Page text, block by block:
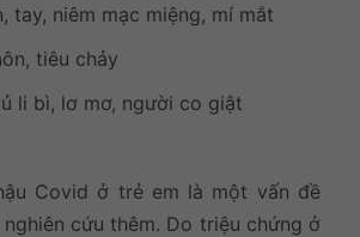
tay, niêm mạc miệng, mí mắt
tiêu chảy
li bì, lơ mơ, người co giật
Covid ở trẻ em là một vấn đề
cứu thêm. Do triệu chứng ở